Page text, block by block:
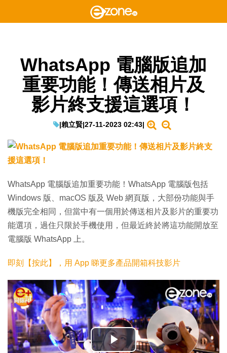
WhatsApp 電腦版追加
重要功能！傳送相片及
影片終支援這選項！
|賴立賢|27-11-2023 02:43|
WhatsApp 電腦版追加重要功能！WhatsApp 電腦版包括
Windows 版、macOS 版及 Web 網頁版，大部份功能與手
機版完全相同，但當中有一個用於傳送相片及影片的重要功
能選項，過住只限於手機使用，但最近終於將這功能開放至
電腦版 WhatsApp 上。
即刻【按此】，用 App 睇更多產品開箱科技影片